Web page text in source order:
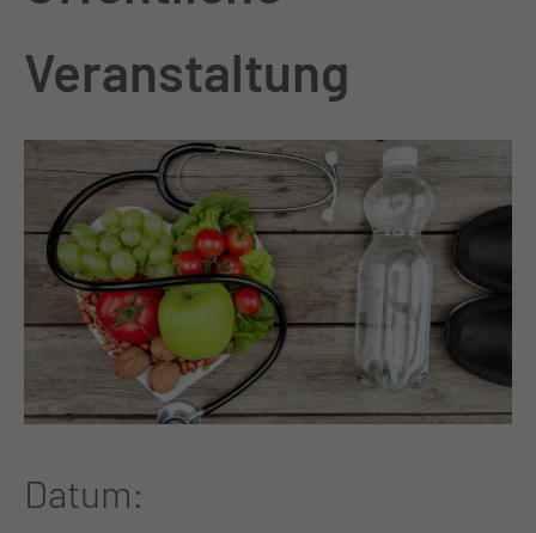
Veranstaltung
Datum